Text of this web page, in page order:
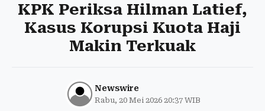
KPK Periksa Hilman Latief,
Kasus Korupsi Kuota Haji
Makin Terkuak
Newswire
Rabu, 20 Mei 2026 20:37 WIB